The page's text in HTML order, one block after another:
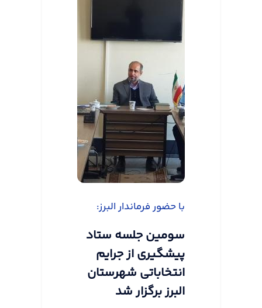
با حضور فرماندار البرز:
سومین جلسه ستاد
پیشگیری از جرایم
انتخاباتی شهرستان
البرز برگزار شد